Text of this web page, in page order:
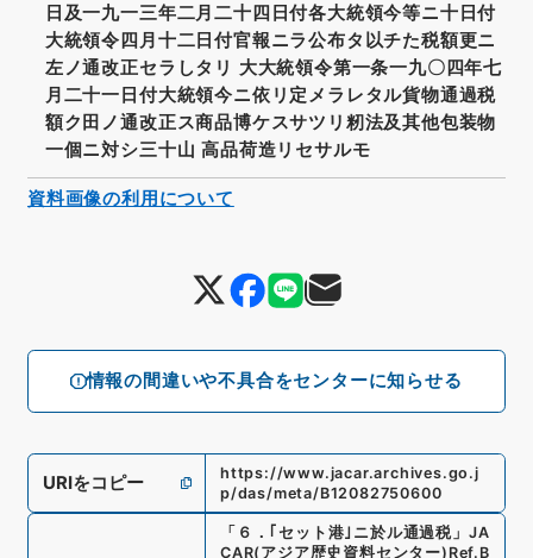
情報の間違いや不具合をセンターに知らせる
日及一九一三年二月二十四日付各大統領今等ニ十日付
大統領令四月十二日付官報ニラ公布タ以チた税額更ニ
左ノ通改正セラしタリ 大大統領令第一条一九〇四年七
月二十一日付大統領今ニ依リ定メラレタル貨物通過税
額ク田ノ通改正ス商品博ケスサツリ籾法及其他包装物
一個ニ対シ三十山 高品荷造リセサルモ
URIをコピー
https://www.jacar.archives.go.j
p/das/meta/B12082750600
「 ６．｢セット港｣ニ於ル通過税」 JA
CAR(アジア歴史資料センター) Ref. B
資料画像の利用について